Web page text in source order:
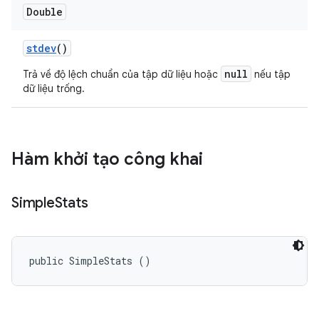
Double
stdev()
Trả về độ lệch chuẩn của tập dữ liệu hoặc null nếu tập
dữ liệu trống.
Hàm khởi tạo công khai
SimpleStats
public SimpleStats ()